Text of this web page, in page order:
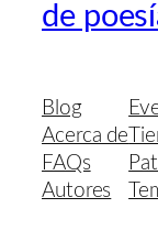
de
Blog
Acerca de
FAQs
Autores